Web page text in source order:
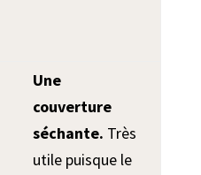
Une
couverture
séchante. Très
utile puisque le